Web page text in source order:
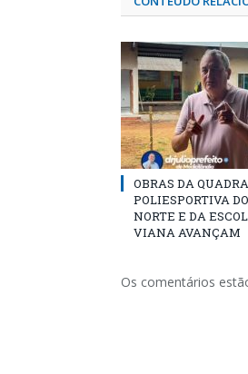
OBRAS DA QUADRA
POLIESPORTIVA
NORTE E DA
VIANA AVANÇAM
Os comentários